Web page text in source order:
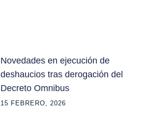
Novedades en ejecución de
deshaucios tras derogación del
Decreto Omnibus
15 FEBRERO, 2026